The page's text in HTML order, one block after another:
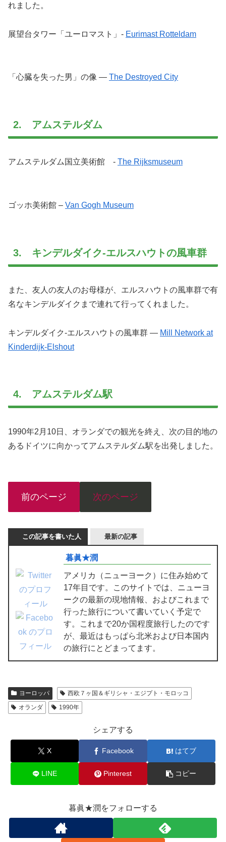
れました。
展望台タワー「ユーロマスト」- Eurimast Rotteldam
「心臓を失った男」の像 — The Destroyed City
2. アムステルダム
アムステルダム国立美術館 - The Rijksmuseum
ゴッホ美術館 – Van Gogh Museum
3. キンデルダイク-エルスハウトの風車群
また、友人の友人のお母様が、エルスハウトの風車群で有
名なキンデルダイクまで連れて行ってくれました。
キンデルダイク-エルスハウトの風車群 — Mill Network at
Kinderdijk-Elshout
4. アムステルダム駅
1990年2月10日、オランダでの観光を終え、次の目的地の
あるドイツに向かってアムステルダム駅を出発しました。
前のページ 次のページ
この記事を書いた人 最新の記事
暮眞★潤
アメリカ（ニューヨーク）に住み始めて
17年目です。このサイトでは、ニューヨ
ークの最新の現地情報、およびこれまで
行った旅行について書いていく予定で
す。これまで20か国程度旅行したのです
が、最近はもっぱら北米および日本国内
の旅行にとどまってます。
ヨーロッパ
西欧７ヶ国＆ギリシャ・エジプト・モロッコ
オランダ
1990年
シェアする
X Facebook はてブ
LINE Pinterest コピー
暮眞★潤をフォローする